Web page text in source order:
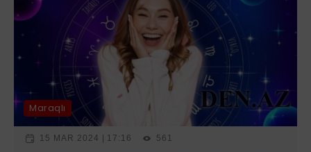
Maraqlı
15 MAR 2024 | 17:16 561